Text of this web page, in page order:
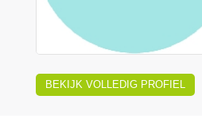
BEKIJK VOLLEDIG PROFIEL